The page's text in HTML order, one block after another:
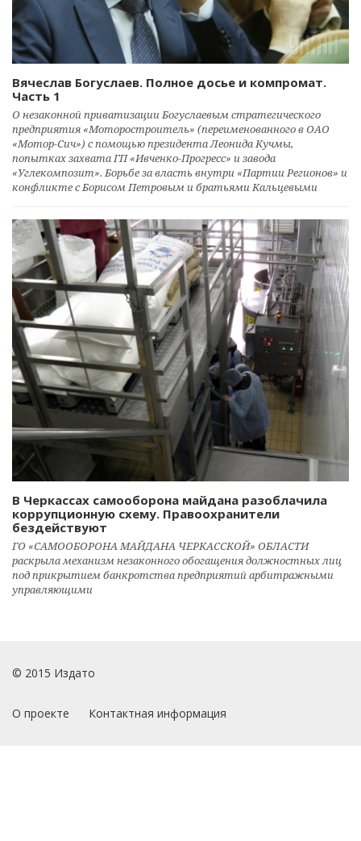
Вячеслав Богуслаев. Полное досье и компромат.
Часть 1
О незаконной приватизации Богуслаевым стратегического
предприятия «Моторостроитель» (переименованного в ОАО
«Мотор-Сич») с помощью президента Леонида Кучмы,
попытках захвата ГП «Ивченко-Прогресс» и завода
«Углекомпозит». Борьбе за власть внутри «Партии Регионов» и
конфликте с Борисом Петровым и братьями Кальцевыми
В Черкассах самооборона майдана разоблачила
коррупционную схему. Правоохранители
бездействуют
ГО «САМООБОРОНА МАЙДАНА ЧЕРКАССКОЙ» ОБЛАСТИ
раскрыла механизм незаконного обогащения должностных лиц
под прикрытием банкротства предприятий арбитражными
управляющими
© 2015 Издато
О проекте Контактная информация